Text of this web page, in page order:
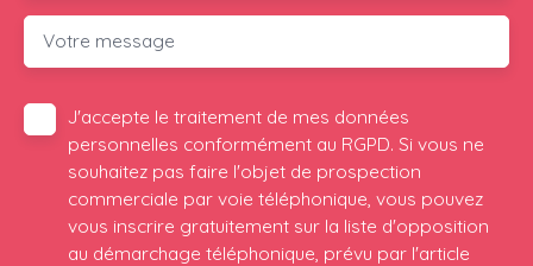
Votre message
J'accepte le traitement de mes données
personnelles conformément au RGPD. Si vous ne
souhaitez pas faire l'objet de prospection
commerciale par voie téléphonique, vous pouvez
vous inscrire gratuitement sur la liste d'opposition
au démarchage téléphonique, prévu par l'article